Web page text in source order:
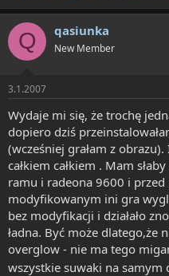
Q qasiunka
New Member
3.1.2007
Wydaje mi się, że trochę
dopiero dziś
(wcześniej grałam z
całkiem całkiem . Mam
ramu i radeona 9600 i przed
modyfikowanym ini gra
bez modyfikacji i działało
ładna. Być może dlatego,że
overglow - nie ma tego
wszystkie suwaki na samym